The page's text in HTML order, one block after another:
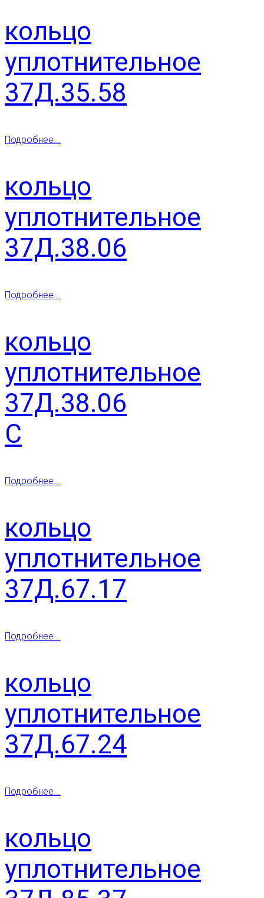
кольцо
уплотнительное
37Д.35.58
Подробнее...
кольцо
уплотнительное
37Д.38.06
Подробнее...
кольцо
уплотнительное
37Д.38.06
С
Подробнее...
кольцо
уплотнительное
37Д.67.17
Подробнее...
кольцо
уплотнительное
37Д.67.24
Подробнее...
кольцо
уплотнительное